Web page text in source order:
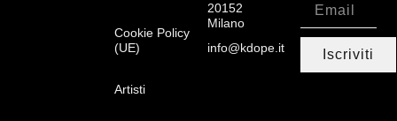
Cookie Policy
(UE)
Artisti
20152
Milano
info@kdope.it
Iscriviti